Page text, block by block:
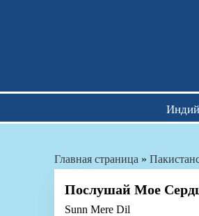
Главная страница »
Послушай Мое
Sunn Mere Dil